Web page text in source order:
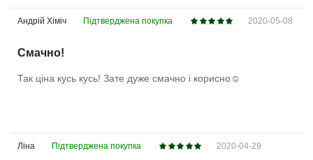
Андрій Хіміч Підтверджена покупка 2020-05-08
Смачно!
Так ціна кусь кусь! Зате дуже смачно і корисно☺️
Ліна Підтверджена покупка 2020-04-29